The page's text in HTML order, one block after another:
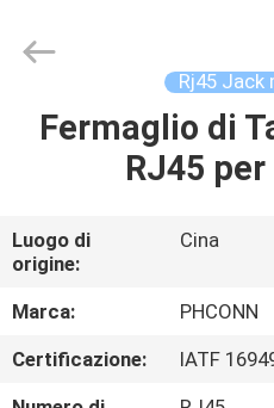
CASA
CIRCA
NOI
GIRO
Electronics
Reserved.
Rj45 Jack
Fermaglio di
RJ45
Luogo di
origine:
Cina
Marca:
PHCONN
Certificazione:
IATF